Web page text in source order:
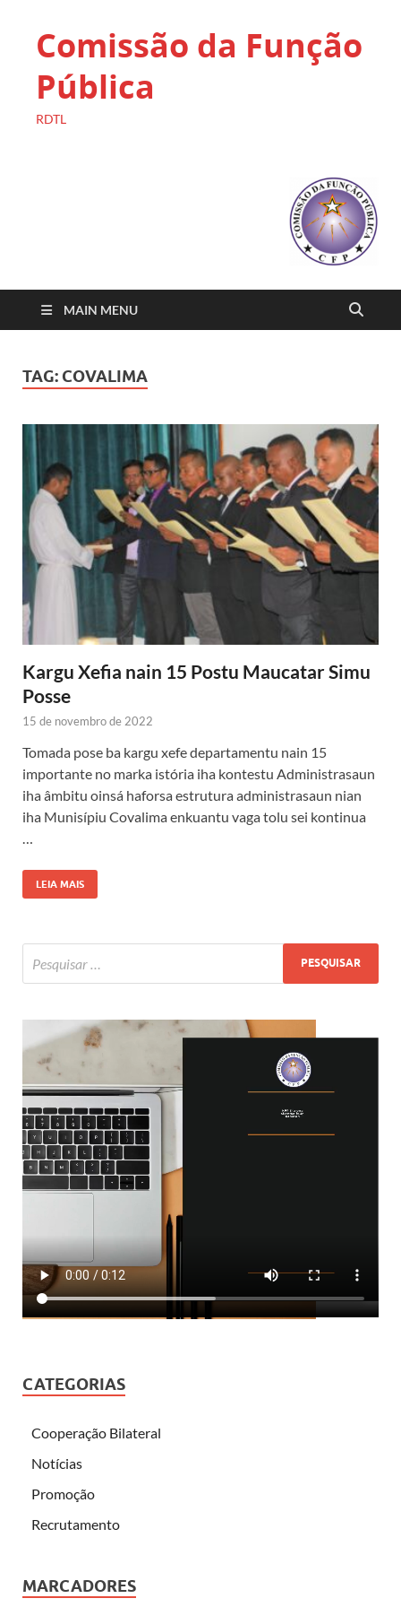
Comissão da Função
Pública
RDTL
MAIN MENU
TAG: COVALIMA
Kargu Xefia nain 15 Postu Maucatar Simu
Posse
15 de novembro de 2022
Tomada pose ba kargu xefe departamentu nain 15
importante no marka istória iha kontestu Administrasaun
iha âmbitu oinsá haforsa estrutura administrasaun nian
iha Munisípiu Covalima enkuantu vaga tolu sei kontinua
LEIA MAIS
CATEGORIAS
Cooperação Bilateral
Notícias
Promoção
Recrutamento
MARCADORES